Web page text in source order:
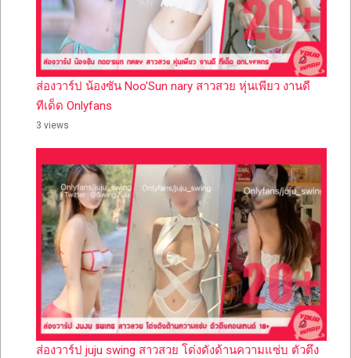
ส่องวาร์ป น้องซัน Noo’Sun nary สาวสวย หุ่นเพียว งานดี
ทีเด็ด Onlyfans
3 views
ส่องวาร์ป juju swing สาวสวย โด่งดังด้านความแซ่บ ตัวตึง